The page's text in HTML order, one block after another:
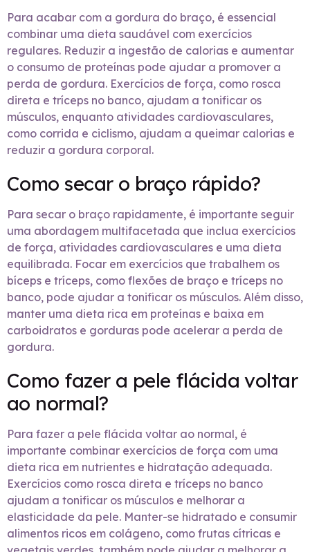
Para acabar com a gordura do braço, é essencial
combinar uma dieta saudável com exercícios
regulares. Reduzir a ingestão de calorias e aumentar
o consumo de proteínas pode ajudar a promover a
perda de gordura. Exercícios de força, como rosca
direta e tríceps no banco, ajudam a tonificar os
músculos, enquanto atividades cardiovasculares,
como corrida e ciclismo, ajudam a queimar calorias e
reduzir a gordura corporal.
Como secar o braço rápido?
Para secar o braço rapidamente, é importante seguir
uma abordagem multifacetada que inclua exercícios
de força, atividades cardiovasculares e uma dieta
equilibrada. Focar em exercícios que trabalhem os
bíceps e tríceps, como flexões de braço e tríceps no
banco, pode ajudar a tonificar os músculos. Além disso,
manter uma dieta rica em proteínas e baixa em
carboidratos e gorduras pode acelerar a perda de
gordura.
Como fazer a pele flácida voltar
ao normal?
Para fazer a pele flácida voltar ao normal, é
importante combinar exercícios de força com uma
dieta rica em nutrientes e hidratação adequada.
Exercícios como rosca direta e tríceps no banco
ajudam a tonificar os músculos e melhorar a
elasticidade da pele. Manter-se hidratado e consumir
alimentos ricos em colágeno, como frutas cítricas e